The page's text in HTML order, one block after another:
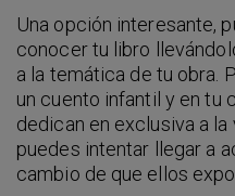
Una opción interesante,
conocer tu libro
a la temática de tu obra.
un cuento infantil y en tu
dedican en exclusiva a
puedes intentar llegar a
cambio de que ellos